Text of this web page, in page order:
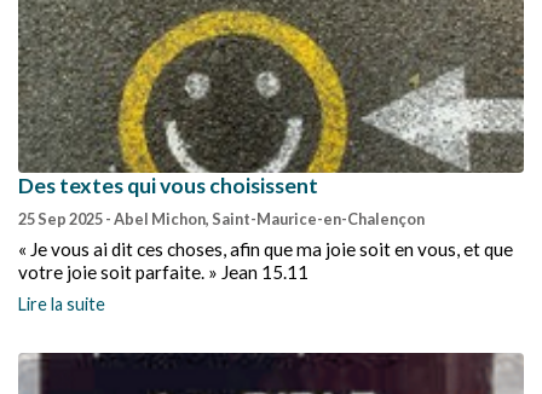
Des textes qui vous choisissent
25 Sep 2025- Abel Michon, Saint-Maurice-en-Chalençon
« Je vous ai dit ces choses, afin que ma joie soit en vous, et que
votre joie soit parfaite. » Jean 15.11
Lire la suite